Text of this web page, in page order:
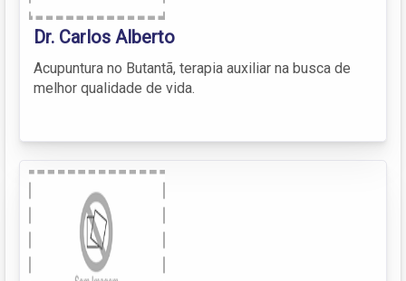
Dr. Carlos Alberto
Acupuntura no Butantã, terapia auxiliar na busca de
melhor qualidade de vida.